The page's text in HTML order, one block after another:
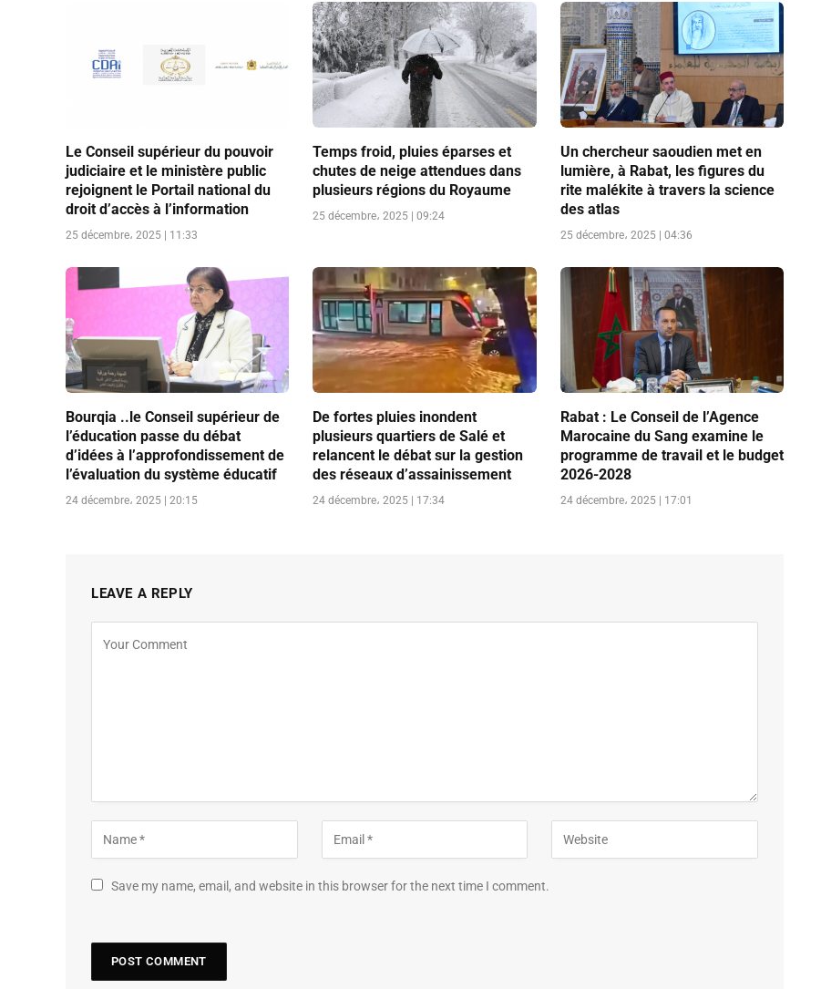
Le Conseil supérieur du pouvoir
judiciaire et le ministère public
rejoignent le Portail national du
droit d’accès à l’information
25 décembre، 2025 | 11:33
Temps froid, pluies éparses et
chutes de neige attendues dans
plusieurs régions du Royaume
25 décembre، 2025 | 09:24
Un chercheur saoudien met en
lumière, à Rabat, les figures du
rite malékite à travers la science
des atlas
25 décembre، 2025 | 04:36
Bourqia ..le Conseil supérieur de
l’éducation passe du débat
d’idées à l’approfondissement de
l’évaluation du système éducatif
24 décembre، 2025 | 20:15
De fortes pluies inondent
plusieurs quartiers de Salé et
relancent le débat sur la gestion
des réseaux d’assainissement
24 décembre، 2025 | 17:34
Rabat : Le Conseil de l’Agence
Marocaine du Sang examine le
programme de travail et le budget
2026-2028
24 décembre، 2025 | 17:01
LEAVE A REPLY
Save my name, email, and website in this browser for the next time I comment.